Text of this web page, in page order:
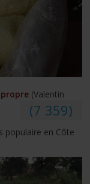
(Valentin
(7 359)
populaire en Côte